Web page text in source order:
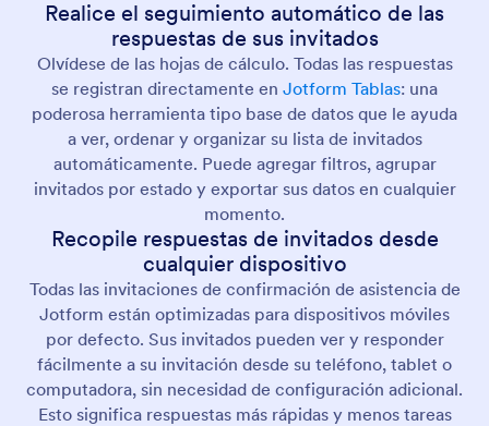
Realice el seguimiento automático de las
respuestas de sus invitados
Olvídese de las hojas de cálculo. Todas las respuestas
se registran directamente en Jotform Tablas: una
poderosa herramienta tipo base de datos que le ayuda
a ver, ordenar y organizar su lista de invitados
automáticamente. Puede agregar filtros, agrupar
invitados por estado y exportar sus datos en cualquier
momento.
Recopile respuestas de invitados desde
cualquier dispositivo
Todas las invitaciones de confirmación de asistencia de
Jotform están optimizadas para dispositivos móviles
por defecto. Sus invitados pueden ver y responder
fácilmente a su invitación desde su teléfono, tablet o
computadora, sin necesidad de configuración adicional.
Esto significa respuestas más rápidas y menos tareas